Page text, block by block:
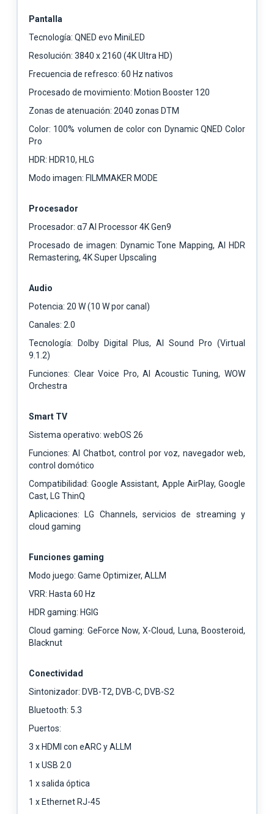
Pantalla
Tecnología: QNED evo MiniLED
Resolución: 3840 x 2160 (4K Ultra HD)
Frecuencia de refresco: 60 Hz nativos
Procesado de movimiento: Motion Booster 120
Zonas de atenuación: 2040 zonas DTM
Color: 100% volumen de color con Dynamic QNED Color
Pro
HDR: HDR10, HLG
Modo imagen: FILMMAKER MODE
Procesador
Procesador: α7 AI Processor 4K Gen9
Procesado de imagen: Dynamic Tone Mapping, AI HDR
Remastering, 4K Super Upscaling
Audio
Potencia: 20 W (10 W por canal)
Canales: 2.0
Tecnología: Dolby Digital Plus, AI Sound Pro (Virtual
9.1.2)
Funciones: Clear Voice Pro, AI Acoustic Tuning, WOW
Orchestra
Smart TV
Sistema operativo: webOS 26
Funciones: AI Chatbot, control por voz, navegador web,
control domótico
Compatibilidad: Google Assistant, Apple AirPlay, Google
Cast, LG ThinQ
Aplicaciones: LG Channels, servicios de streaming y
cloud gaming
Funciones gaming
Modo juego: Game Optimizer, ALLM
VRR: Hasta 60 Hz
HDR gaming: HGIG
Cloud gaming: GeForce Now, X-Cloud, Luna, Boosteroid,
Blacknut
Conectividad
Sintonizador: DVB-T2, DVB-C, DVB-S2
Bluetooth: 5.3
Puertos:
3 x HDMI con eARC y ALLM
1 x USB 2.0
1 x salida óptica
1 x Ethernet RJ-45